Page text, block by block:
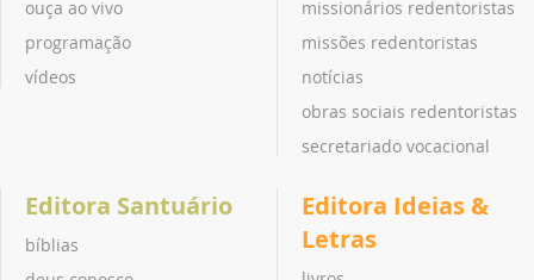
ouça ao vivo
programação
vídeos
missionários redentoristas
missões redentoristas
notícias
obras sociais redentoristas
secretariado vocacional
Editora Santuário
bíblias
Editora Ideias &
Letras